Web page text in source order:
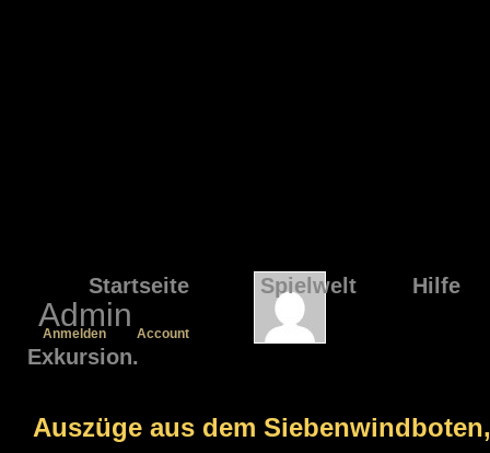
Startseite Spielwelt Hilfe
Admin
Anmelden Account
Exkursion.
Auszüge aus dem